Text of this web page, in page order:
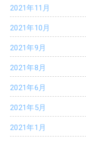
2021年11月
2021年10月
2021年9月
2021年8月
2021年6月
2021年5月
2021年1月